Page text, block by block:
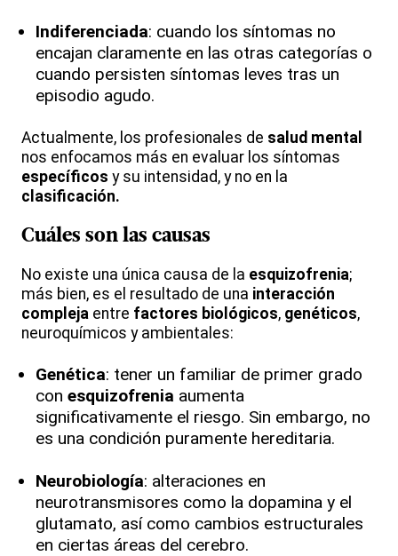
Indiferenciada: cuando los síntomas no
encajan claramente en las otras categorías o
cuando persisten síntomas leves tras un
episodio agudo.
Actualmente, los profesionales de salud mental
nos enfocamos más en evaluar los síntomas
específicos y su intensidad, y no en la
clasificación.
Cuáles son las causas
No existe una única causa de la esquizofrenia;
más bien, es el resultado de una interacción
compleja entre factores biológicos, genéticos,
neuroquímicos y ambientales:
Genética: tener un familiar de primer grado
con esquizofrenia aumenta
significativamente el riesgo. Sin embargo, no
es una condición puramente hereditaria.
Neurobiología: alteraciones en
neurotransmisores como la dopamina y el
glutamato, así como cambios estructurales
en ciertas áreas del cerebro.